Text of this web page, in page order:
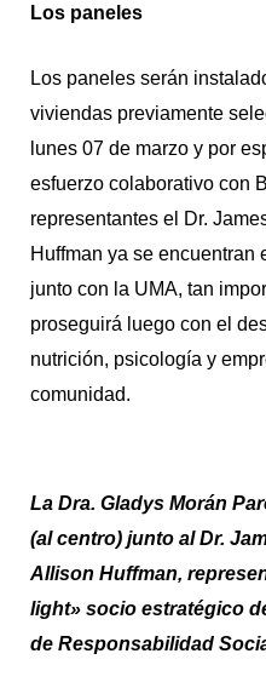
Los paneles
Los paneles serán
viviendas previamente
lunes 07 de marzo y por
esfuerzo colaborativo con
representantes el Dr.
Huffman ya se encuentran
junto con la UMA, tan
proseguirá luego con el
nutrición, psicología y
comunidad.
La Dra. Gladys Morán
(al centro) junto al Dr.
Allison Huffman,
light» socio estratégico
de Responsabilidad